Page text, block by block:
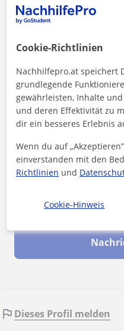
Durch Klicken auf eine der
Impressumund unserer
Dieses Profil melden
Cookie-Richtlinien
Nachhilfepro.at speichert
grundlegende
gewährleisten, Inhalte
und deren Effektivität zu
dir ein besseres Erlebnis
Wenn du auf
einverstanden mit den
Richtlinien und
Cookie-Hinweis